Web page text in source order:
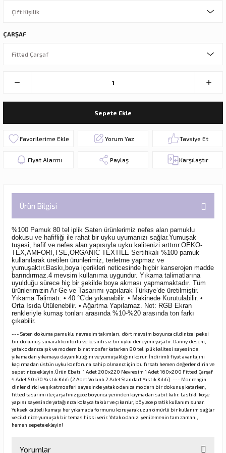
ÇARŞAF
Sepete Ekle
Yorum Yaz Tavsiye Et
Fiyat Alarmı Paylaş Karşılaştır
Ürün Bilgisi
%100 Pamuk 80 tel iplik Saten ürünlerimiz nefes alan pamuklu
dokusu ve hafifliği ile rahat bir uyku uyumanızı sağlar.Yumuşak
tuşesi, hafif ve nefes alan yapısıyla uyku kalitenizi arttırır.OEKO-
TEX,AMFORİ,TSE,ORGANIC TEXTILE Sertifikalı %100 pamuk
kullanılarak üretilen ürünlerimiz, terletme yapmaz ve
yumuşaktır.Baskı,boya içerikleri neticesinde hiçbir kanserojen madde
barındırmaz.4 mevsim kullanıma uygundur. Yıkama talimatlarına
uyulduğu sürece hiç bir şekilde boya akması yapmamaktadır. Tüm
ürünlerimizin Ar-Ge ve Tasarımı yapılarak Türkiye’de üretilmiştir.
Yıkama Talimatı: • 40 °C'de yıkanabilir. • Makinede Kurutulabilir. •
Orta Isıda Ütülenebilir. • Ağartma Yapılamaz. Not: RGB Ekran
renkleriyle kumaş tonları arasında %10-%20 arasında ton farkı
çıkabilir.
--- Saten dokuma pamuklu nevresim takımları, dört mevsim boyunca cildinize ipeksi
bir dokunuş sunarak konforlu ve kesintisiz bir uyku deneyimi yaşatır. Danny deseni,
yatak odanıza şık ve modern bir atmosfer katarken 80 tel iplik kalitesi sayesinde
yıkamadan yıkamaya dayanıklılığını ve yumuşaklığını korur. İndirimli fiyat avantajını
kaçırmadan üstün uyku konforuna sahip olmanız için bu fırsatı hemen değerlendirin ve
sepetinize ekleyin.Ürün Ebatı: 1 Adet 200x220 Nevresim 1 Adet 160x200 Fitted Çarşaf
4 Adet 50x70 Yastık Kılıfı (2 Adet Volanlı 2 Adet Standart Yastık Kılıfı). --- Mor rengin
dinlendirici ve şık atmosferi sayesinde yatak odanıza modern bir dokunuş katarken,
fitted tasarımı ile çarşafınız gece boyunca yerinden kaymadan sabit kalır. Lastikli köşe
yapısı sayesinde yatağınıza kolayca takılır ve çıkarılır, böylece pratik kullanım sunar.
Yüksek kaliteli kumaşı her yıkamada formunu koruyarak uzun ömürlü bir kullanım sağlar
ve cildinize yumuşak bir temas hissi verir. Yatak odanızı yenilemenin tam zamanı,
hemen sepete ekleyin!
Yorumlar